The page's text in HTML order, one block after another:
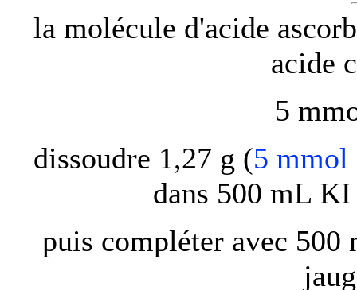
la molécule d'acide
acide
5
dissoudre 1,27 g (5 mmol
dans 500 mL
puis compléter avec 500